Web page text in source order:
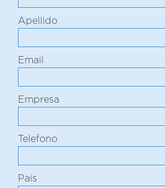
Apellido
Email
Empresa
Telefono
País